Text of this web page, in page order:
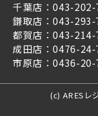
千葉店：043-202-
鎌取店：043-293-
都賀店：043-214-
成田店：0476-24-
市原店：0436-20-
(c) ARESレ